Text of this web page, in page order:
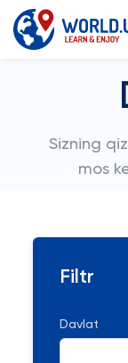
Sizning
mos
Filtr
Davlat